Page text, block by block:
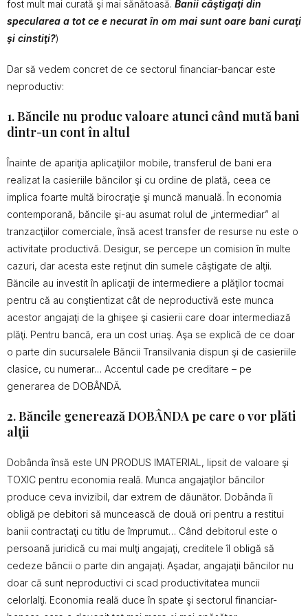
fost mult mai curată şi mai sănătoasă. Banii câştigaţi din
specularea a tot ce e necurat în om mai sunt oare bani curaţi
şi cinstiţi?)
Dar să vedem concret de ce sectorul financiar-bancar este
neproductiv:
1. Băncile nu produc valoare atunci când mută bani
dintr-un cont în altul
Înainte de apariţia aplicaţiilor mobile, transferul de bani era
realizat la casieriile băncilor şi cu ordine de plată, ceea ce
implica foarte multă birocraţie şi muncă manuală. În economia
contemporană, băncile şi-au asumat rolul de „intermediar” al
tranzacţiilor comerciale, însă acest transfer de resurse nu este o
activitate productivă. Desigur, se percepe un comision în multe
cazuri, dar acesta este reţinut din sumele câştigate de alţii.
Băncile au investit în aplicaţii de intermediere a plăţilor tocmai
pentru că au conştientizat cât de neproductivă este munca
acestor angajaţi de la ghişee şi casierii care doar intermediază
plăţi. Pentru bancă, era un cost uriaş. Aşa se explică de ce doar
o parte din sucursalele Băncii Transilvania dispun şi de casieriile
clasice, cu numerar… Accentul cade pe creditare – pe
generarea de DOBÂNDĂ.
2. Băncile generează DOBÂNDA pe care o vor plăti
alţii
Dobânda însă este UN PRODUS IMATERIAL, lipsit de valoare şi
TOXIC pentru economia reală. Munca angajaţilor băncilor
produce ceva invizibil, dar extrem de dăunător. Dobânda îi
obligă pe debitori să muncească de două ori pentru a restitui
banii contractaţi cu titlu de împrumut… Când debitorul este o
persoană juridică cu mai mulţi angajaţi, creditele îl obligă să
cedeze băncii o parte din angajaţi. Aşadar, angajaţii băncilor nu
doar că sunt neproductivi ci scad productivitatea muncii
celorlalţi. Economia reală duce în spate şi sectorul financiar-